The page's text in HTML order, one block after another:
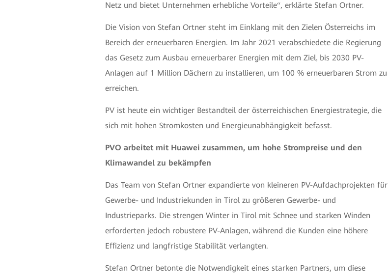
Netz und bietet Unternehmen erhebliche Vorteile“, erklärte Stefan Ortner.
Die Vision von Stefan Ortner steht im Einklang mit den Zielen Österreichs im
Bereich der erneuerbaren Energien. Im Jahr 2021 verabschiedete die Regierung
das Gesetz zum Ausbau erneuerbarer Energien mit dem Ziel, bis 2030 PV-
Anlagen auf 1 Million Dächern zu installieren, um 100 % erneuerbaren Strom zu
erreichen.
PV ist heute ein wichtiger Bestandteil der österreichischen Energiestrategie,die
sich mit hohen Stromkosten und Energieunabhängigkeit befasst.
PVO arbeitet mit Huawei zusammen, um hohe Strompreise und den
Klimawandel zu bekämpfen
Das Team von Stefan Ortner expandierte von kleineren PV-Aufdachprojekten für
Gewerbe- und Industriekunden in Tirol zu größeren Gewerbe- und
Industrieparks. Die strengen Winter in Tirol mit Schnee und starken Winden
erforderten jedoch robustere PV-Anlagen,während die Kunden eine höhere
Effizienz und langfristige Stabilität verlangten.
Stefan Ortner betonte die Notwendigkeit eines starken Partners, um diese